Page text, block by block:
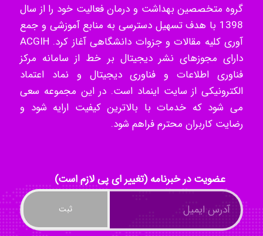
Tavan
akhtar shahsavandi
ayda habibnejad
Nazaninkarkon
گروه متخصصین بهداشت و درمان فعالیت خود را از سال
1398 با هدف تسهیل دسترسی به منابع آموزشی و جمع
آوری کلیه مقالات و جزوات دانشگاهی آغاز کرد. ACGIH
دارای مجوزهای نشر دیجیتال بر خط از سامانه مرکز
فناوری اطلاعات و فناوری دیجیتال و نماد اعتماد
الکترونیکی از سایت اینماد است. در این مجموعه سعی
می شود که خدمات با بالاترین کیفیت ارایه شود و
رضایت کاربران محترم فراهم شود.
عضویت در خبرنامه (تغییر ای پی لازم است)